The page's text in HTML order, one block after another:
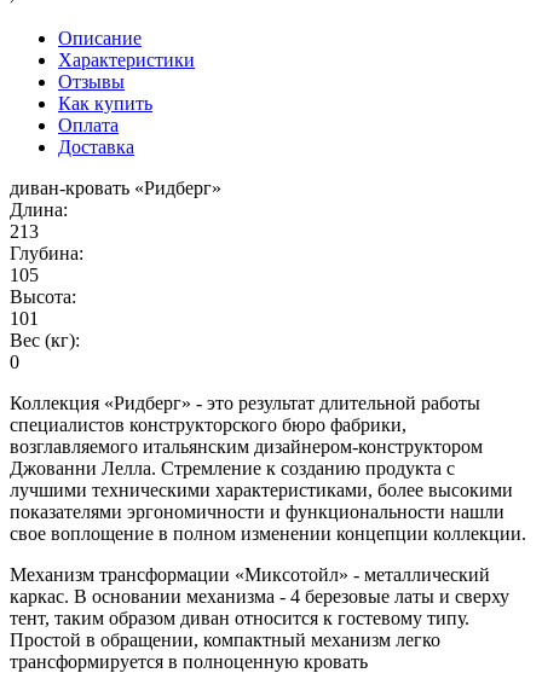
Описание
Характеристики
Отзывы
Как купить
Оплата
Доставка
диван-кровать «Ридберг»
Длина:
213
Глубина:
105
Высота:
101
Вес (кг):
0
Коллекция «Ридберг» - это результат длительной работы
специалистов конструкторского бюро фабрики,
возглавляемого итальянским дизайнером-конструктором
Джованни Лелла. Стремление к созданию продукта с
лучшими техническими характеристиками, более высокими
показателями эргономичности и функциональности нашли
свое воплощение в полном изменении концепции коллекции.
Механизм трансформации «Миксотойл» - металлический
каркас. В основании механизма - 4 березовые латы и сверху
тент, таким образом диван относится к гостевому типу.
Простой в обращении, компактный механизм легко
трансформируется в полноценную кровать